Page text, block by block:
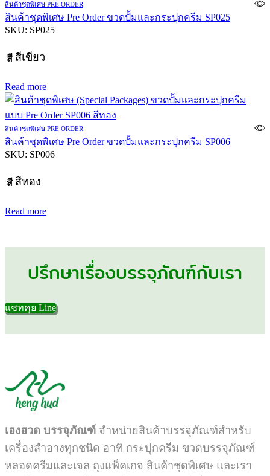
สินค้าชุดพิเศษ PRE ORDER
สินค้าชุดพิเศษ Pre Order ขวดปั้มและกระปุกครีม SP025
SKU: SP025
สี สีเขียว
Read more
สินค้าชุดพิเศษ PRE ORDER
สินค้าชุดพิเศษ Pre Order ขวดปั้มและกระปุกครีม SP006
SKU: SP006
สี สีทอง
Read more
ปรึกษาเรื่องบรรจุภัณฑ์กับเรา
แชทคุย Line
เฮงฮวด บรรจุภัณฑ์ จำหน่ายสินค้าบรรจุภัณฑ์สำหรับ
เครื่องสำอางทุกชนิด อาทิ กระปุกครีม ขวดบรรจุภัณฑ์
หลอดครีมและเจล ถุงแพ็คเกจ สินค้าชุดพิเศษ และเรา